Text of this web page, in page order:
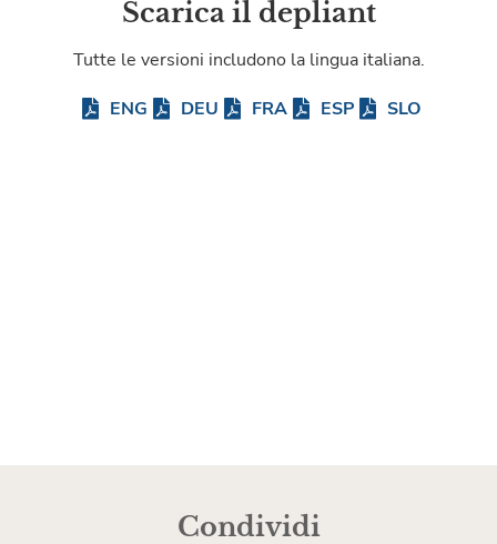
Scarica il depliant
Tutte le versioni includono la lingua italiana.
ENG
DEU FRA ESP SLO
Condividi